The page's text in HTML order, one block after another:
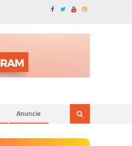
Anuncie